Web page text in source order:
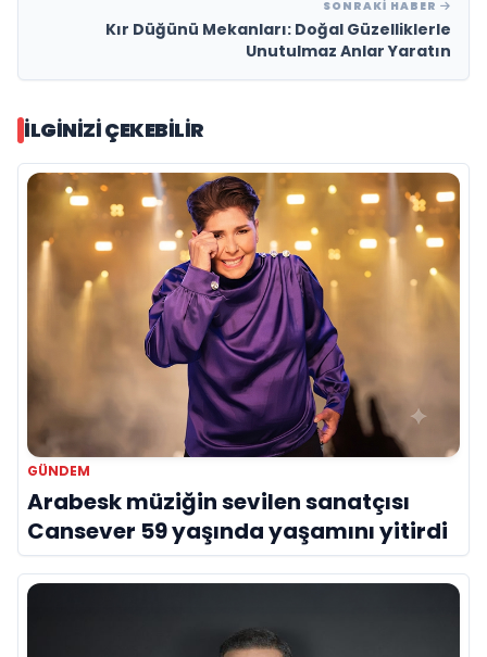
SONRAKI HABER
Kır Düğünü Mekanları: Doğal Güzelliklerle
Unutulmaz Anlar Yaratın
İLGINIZI ÇEKEBILIR
GÜNDEM
Arabesk müziğin sevilen sanatçısı
Cansever 59 yaşında yaşamını yitirdi